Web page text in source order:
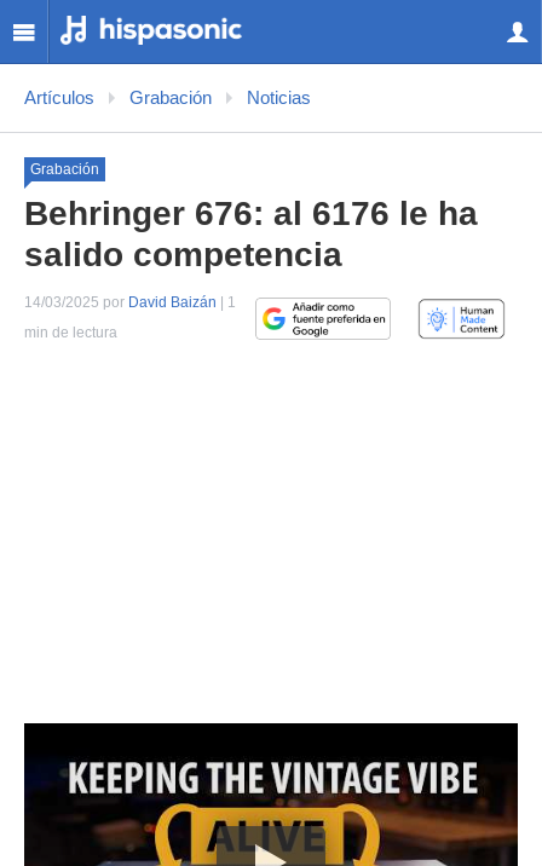
Artículos Grabación Noticias
Grabación
Behringer 676: al 6176 le ha
salido competencia
14/03/2025 por David Baizán | 1
min de lectura